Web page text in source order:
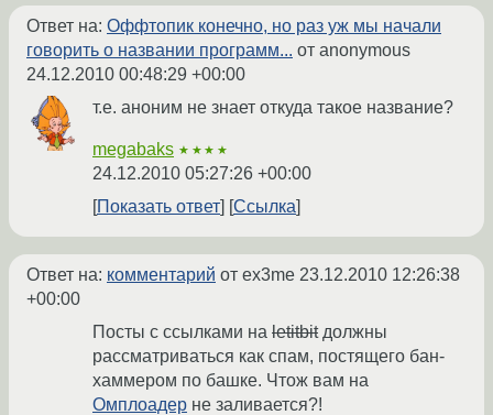
Ответ на: Оффтопик конечно, но раз уж мы начали
говорить о названии программ... от anonymous
24.12.2010 00:48:29 +00:00
т.е. аноним не знает откуда такое название?
megabaks ★★★★
24.12.2010 05:27:26 +00:00
Показать ответ
Ссылка
Ответ на: комментарий от ex3me 23.12.2010 12:26:38
+00:00
Посты с ссылками на letitbitдолжны
рассматриваться как спам, постящего бан-
хаммером по башке. Чтож вам на
Омплоадер не заливается?!